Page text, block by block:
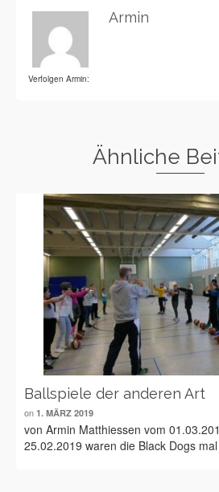
Verfolgen Armin:
Armin
Ähnliche
Ballspiele der anderen Art
on 1. MÄRZ 2019
von Armin Matthiessen vom
25.02.2019 waren die Black Dogs